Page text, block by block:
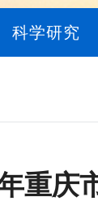
科学研究
重庆